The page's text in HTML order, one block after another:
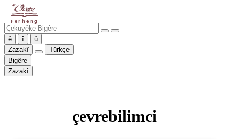
Ferheng
ê î
û
Zazakî
Türkçe
Bigêre
Zazakî
çevrebilimci